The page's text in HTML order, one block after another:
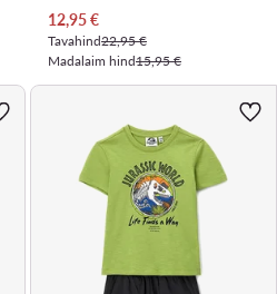
Praegune hind
12,95€
Tavahind22,95 €
Madalaim hind15,95 €